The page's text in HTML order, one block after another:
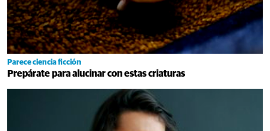
Parece ciencia ficción
Prepárate para alucinar con estas criaturas